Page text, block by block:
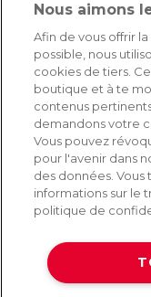
SERVICE
Livraison rapide et
Retours &
Paiement sécurisé
AIDE
Contact
Livraison et expédition
Foire aux questions
Protection des
Nous aimons
Afin de vous offrir
possible, nous
cookies de tiers.
boutique et à te
contenus
demandons votre
Vous pouvez
pour l'avenir dans
des données.
informations sur le
politique de